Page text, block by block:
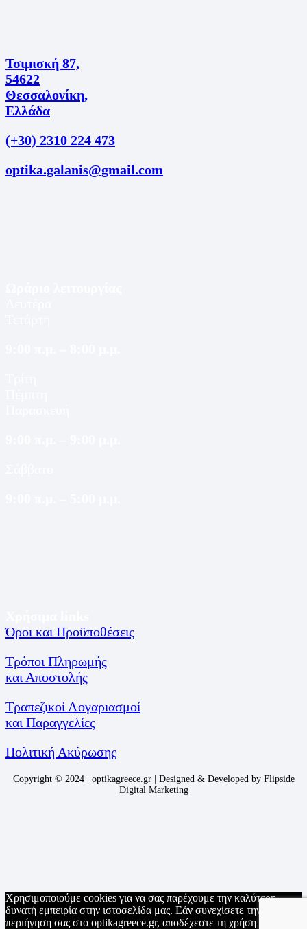
Τσιμισκή 87,
54622
Θεσσαλονίκη,
Ελλάδα
(+30) 2310 224 473
optika.galanis@gmail.com
Όροι και Προϋποθέσεις
Τρόποι Πληρωμής
και Αποστολής
Τραπεζικοί Λογαριασμοί
και Παραγγελίες
Πολιτική Ακύρωσης
Copyright © 2024 | optikagreece.gr | Designed & Developed by Flipside
Digital Marketing
Χρησιμοποιούμε cookies για να σας παρέχουμε την καλύτερη
δυνατή εμπειρία στην ιστοσελίδα μας. Εάν συνεχίσετε την
περιήγηση σας στο optikagreece.gr, αποδέχεστε τη χρήση τους.